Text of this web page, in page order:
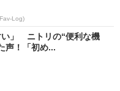
Log)
い」 ニトリの“便利な機
声！「初め...